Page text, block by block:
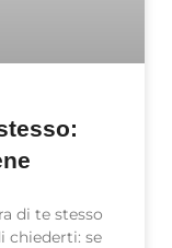
di te stesso
chiederti: se